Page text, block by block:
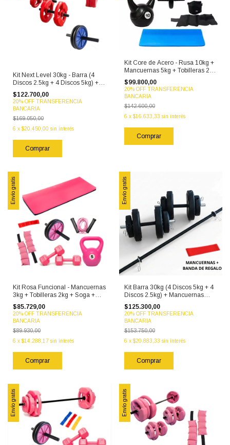
Kit Next Level 30kg - Barra (4
Discos 2.5kg + 4 Discos 5kg) +
Mancuernas PVC + Rueda
Abdominal
$122.700,00
20% OFF TRANSFERENCIA
BANCARIA
$169.050,00
6 x $20.450,00 sin interés
Kit Core de Acero - Rusa 10kg +
Mancuernas 5kg + Tobilleras 2kg
+ Colchoneta + Theraband
Media + Rueda Abdominal +
Banda Agarre
$99.800,00
20% OFF TRANSFERENCIA
BANCARIA
$142.600,00
6 x $16.633,33 sin interés
Envío gratis
Kit Rosa Funcional - Mancuernas
3kg + Tobilleras 2kg + Soga +
Abdominal + Banda Glúteos
$85.729,00
20% OFF TRANSFERENCIA
BANCARIA
$89.930,00
6 x $14.288,17 sin interés
Envío gratis
Kit Barra 30kg (4 Discos 5kg + 4
Discos 2.5kg) + Mancuernas
media
$125.300,00
20% OFF TRANSFERENCIA
BANCARIA
$153.750,00
6 x $20.883,33 sin interés
Envío gratis Envío gratis